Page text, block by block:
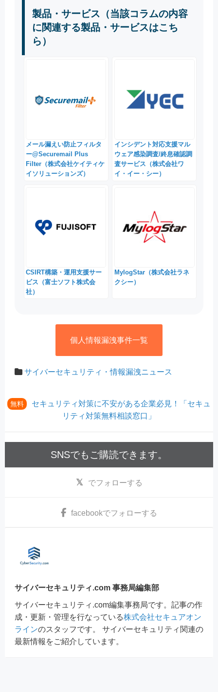
製品・サービス（当該コラムの内容
に関連する製品・サービスはこち
ら）
メール漏えい防止フィルタ
ー@Securemail Plus
Filter（株式会社ケイティケ
イソリューションズ）
インシデント対応支援マル
ウェア感染調査/終息確認調
査サービス（株式会社ワ
イ・イー・シー）
CSIRT構築・運用支援サー
ビス（富士ソフト株式会
社）
MylogStar（株式会社ラネ
クシー）
個人情報漏洩事件一覧
サイバーセキュリティ・情報漏洩ニュース
無料
セキュリティ対策に不安がある企業必見！「セキュ
リティ対策無料相談窓口」
SNSでもご購読できます。
でフォローする
facebookでフォローする
サイバーセキュリティ.com 事務局編集部
サイバーセキュリティ.com編集事務局です。記事の作
成・更新・管理を行なっている株式会社セキュアオン
ラインのスタッフです。 サイバーセキュリティ関連の
最新情報をご紹介しています。